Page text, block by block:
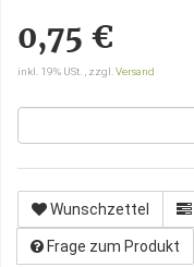
0,75 €
inkl. 19% USt. , zzgl. Versand
Wunschzettel
Frage zum Produkt